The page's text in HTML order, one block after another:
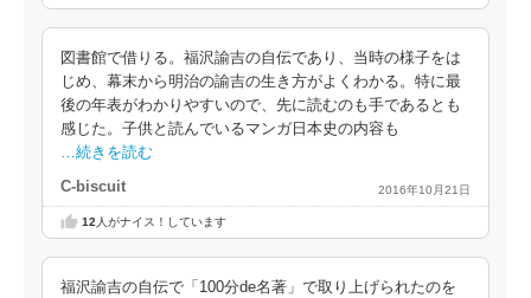
図書館で借りる。福沢諭吉の自伝であり、当時の様子をは
じめ、幕末から明治の諭吉の生き方がよくわかる。特に最
後の年表がわかりやすいので、先に読むのも手であるとも
感じた。子供と読んでいるマンガ日本史の内容も
…続きを読む
C-biscuit 2016年10月21日
12 人がナイス！しています
福沢諭吉の自伝で「100分de名著」で取り上げられたのを